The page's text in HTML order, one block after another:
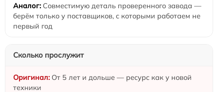
Совместимую деталь проверенного завода —
берём только у поставщиков, с которыми работаем не
первый год
Сколько прослужит
От 5 лет и дольше — ресурс как у новой
техники